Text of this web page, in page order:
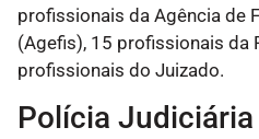
profissionais da Agência de
(Agefis), 15 profissionais da
profissionais do Juizado.
Polícia Judiciária